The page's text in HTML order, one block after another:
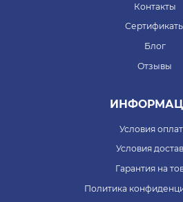
Контакты
Блог
Отзывы
Условия
Условия
Гарантия на
Политика